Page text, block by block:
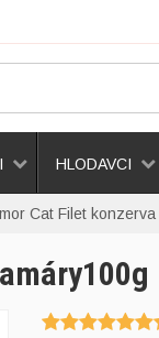
Cat Filet
HLODAVCI